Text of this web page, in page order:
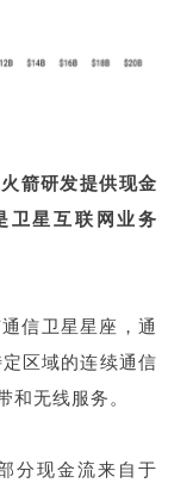
箭研发提供现金
卫星互联网业务
信卫星星座，通
区域的连续通信
无线服务。
分现金流来自于